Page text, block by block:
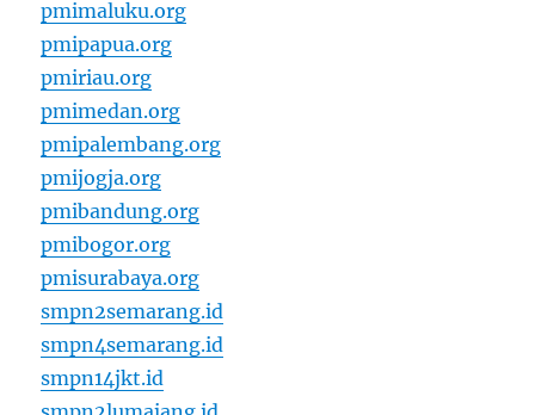
pmimaluku.org
pmipapua.org
pmiriau.org
pmimedan.org
pmipalembang.org
pmijogja.org
pmibandung.org
pmibogor.org
pmisurabaya.org
smpn2semarang.id
smpn4semarang.id
smpn14jkt.id